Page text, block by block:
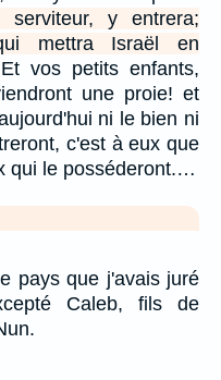
y entrera;
mettra Israël en
Et vos petits enfants,
une proie! et
ni le bien ni
c'est à eux que
qui le posséderont.…
pays que j'avais juré
Caleb, fils de